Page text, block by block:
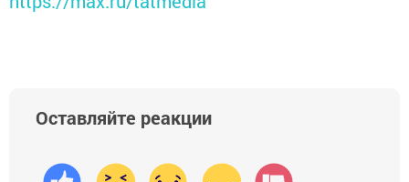
Оставляйте реакции